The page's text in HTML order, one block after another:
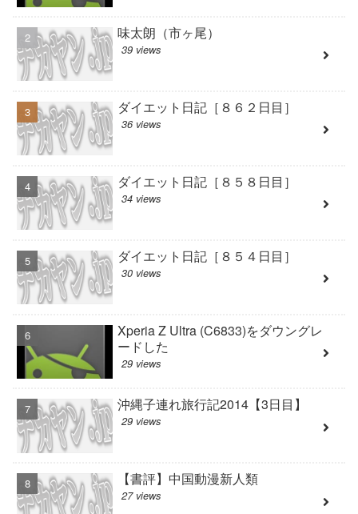
味太朗（市ヶ尾）
39 views
ダイエット日記［８６２日目］
36 views
ダイエット日記［８５８日目］
34 views
ダイエット日記［８５４日目］
30 views
Xperia Z Ultra (C6833)をダウングレ
ードした
29 views
沖縄子連れ旅行記2014【3日目】
29 views
【書評】中国動漫新人類
27 views